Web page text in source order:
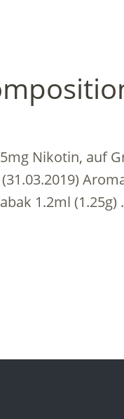
Nikotin, auf
1.2ml (1.25g)